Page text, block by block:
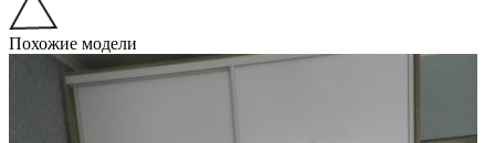
Похожие модели